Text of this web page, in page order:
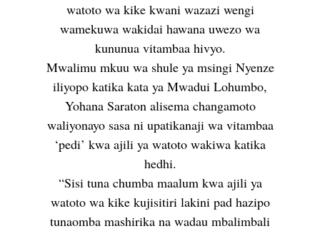
watoto wa kike kwani wazazi wengi
wamekuwa wakidai hawana uwezo wa
kununua vitambaa hivyo.
Mwalimu mkuu wa shule ya msingi Nyenze
iliyopo katika kata ya Mwadui Lohumbo,
Yohana Saraton alisema changamoto
waliyonayo sasa ni upatikanaji wa vitambaa
‘pedi’ kwa ajili ya watoto wakiwa katika
hedhi.
“Sisi tuna chumba maalum kwa ajili ya
watoto wa kike kujisitiri lakini pad hazipo
tunaomba mashirika na wadau mbalimbali